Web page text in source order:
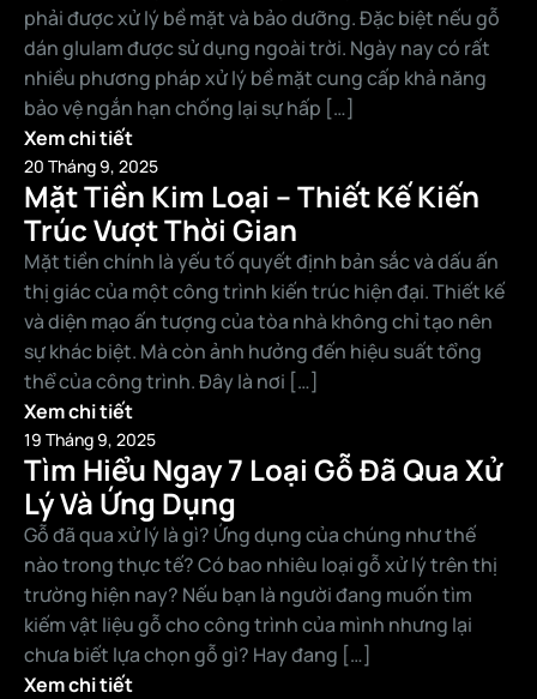
phải được xử lý bề mặt và bảo dưỡng. Đặc biệt nếu gỗ
dán glulam được sử dụng ngoài trời. Ngày nay có rất
nhiều phương pháp xử lý bề mặt cung cấp khả năng
bảo vệ ngắn hạn chống lại sự hấp […]
Xem chi tiết
20 Tháng 9, 2025
Mặt Tiền Kim Loại – Thiết Kế Kiến
Trúc Vượt Thời Gian
Mặt tiền chính là yếu tố quyết định bản sắc và dấu ấn
thị giác của một công trình kiến trúc hiện đại. Thiết kế
và diện mạo ấn tượng của tòa nhà không chỉ tạo nên
sự khác biệt. Mà còn ảnh hưởng đến hiệu suất tổng
thể của công trình. Đây là nơi […]
Xem chi tiết
19 Tháng 9, 2025
Tìm Hiểu Ngay 7 Loại Gỗ Đã Qua Xử
Lý Và Ứng Dụng
Gỗ đã qua xử lý là gì? Ứng dụng của chúng như thế
nào trong thực tế? Có bao nhiêu loại gỗ xử lý trên thị
trường hiện nay? Nếu bạn là người đang muốn tìm
kiếm vật liệu gỗ cho công trình của mình nhưng lại
chưa biết lựa chọn gỗ gì? Hay đang […]
Xem chi tiết